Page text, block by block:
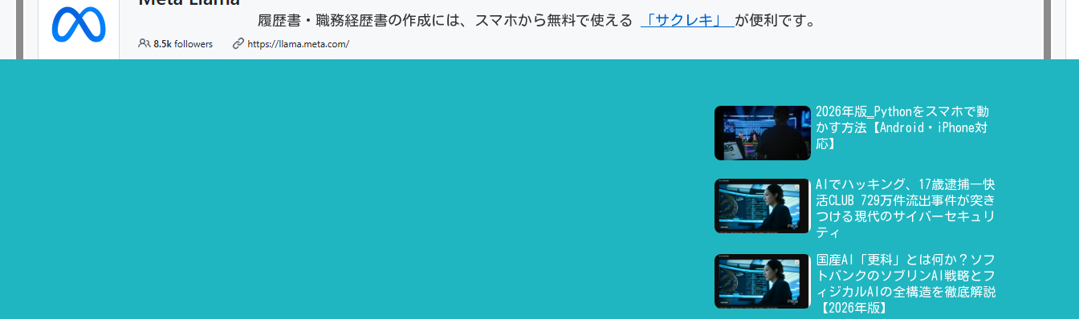
履歴書・職務経歴書の作成には、スマホから無料で使える 「サクレキ」 が便利です。
2026年版‗Pythonをスマホで動
かす方法【Android・iPhone対
応】
AIでハッキング、17歳逮捕―快
活CLUB 729万件流出事件が突き
つける現代のサイバーセキュリ
ティ
国産AI「更科」とは何か？ソフ
トバンクのソブリンAI戦略とフ
ィジカルAIの全構造を徹底解説
【2026年版】